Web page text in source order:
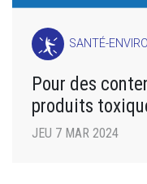
SANTÉ-
Pour des
produits
JEU 7 MAR 2024